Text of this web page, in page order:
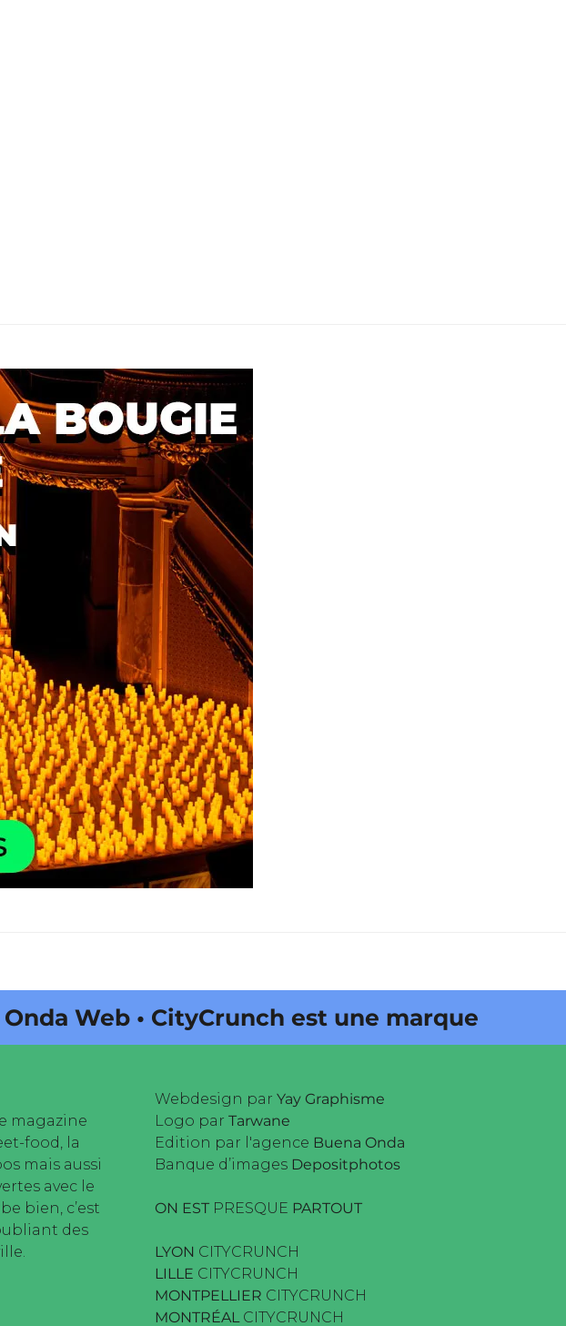
• CityCrunch est une marque déposée •
magazine
food, la
mais aussi
avec le
bien, c’est
des
Webdesign par Yay Graphisme
Logo par Tarwane
Edition par l'agence Buena Onda
Banque d’images Depositphotos
ON EST PRESQUE PARTOUT
LYON CITYCRUNCH
LILLE CITYCRUNCH
MONTPELLIER CITYCRUNCH
MONTRÉALCITYCRUNCH